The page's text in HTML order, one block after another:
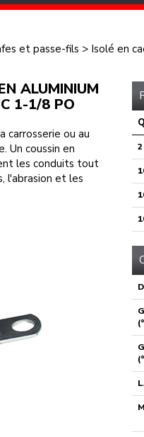
et passe-fils > Isolé en
ALUMINIUM
1-1/8 PO
carrosserie ou au
Un coussin en
les conduits tout
l'abrasion et les
2